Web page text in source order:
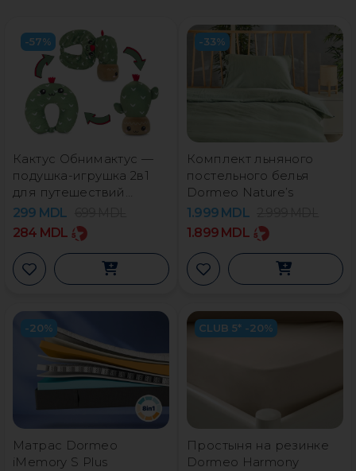
-57%
Кактус Обнимактус —
подушка-игрушка 2в1
для путешествий
Dormeo
299 MDL
284 MDL
-33%
Комплект льняного
постельного белья
Dormeo Nature’s
1.999 MDL
1.899 MDL
-20%
Матрас Dormeo
iMemory S Plus
CLUB 5* -20%
Простыня на резинке
Dormeo Harmony